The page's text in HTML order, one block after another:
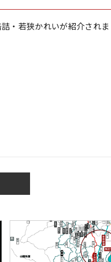
・若狭かれいが紹介されま